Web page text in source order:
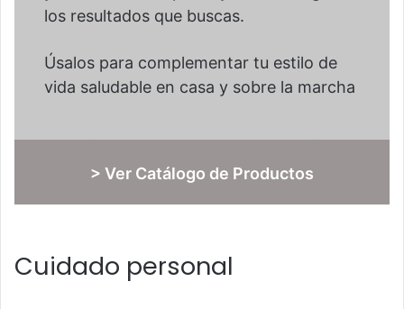
los resultados que buscas.
Úsalos para complementar tu estilo de
vida saludable en casa y sobre la marcha
> Ver Catálogo de Productos
Cuidado personal